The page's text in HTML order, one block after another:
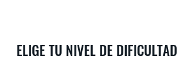
ELIGE TU NIVEL DE DIFICULTAD